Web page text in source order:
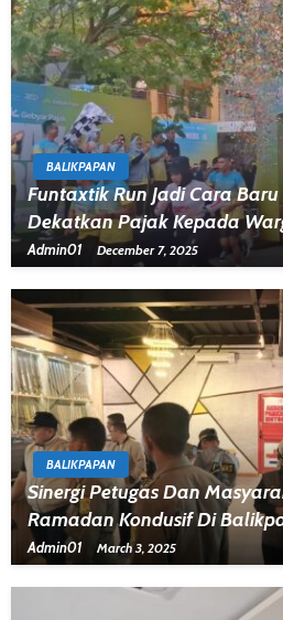
BALIKPAPAN
Funtaxtik Run Jadi Cara
Dekatkan Pajak Kepada
Admin01 December 7, 2025
BALIKPAPAN
Sinergi Petugas Dan
Ramadan Kondusif Di
Admin01 March 3, 2025